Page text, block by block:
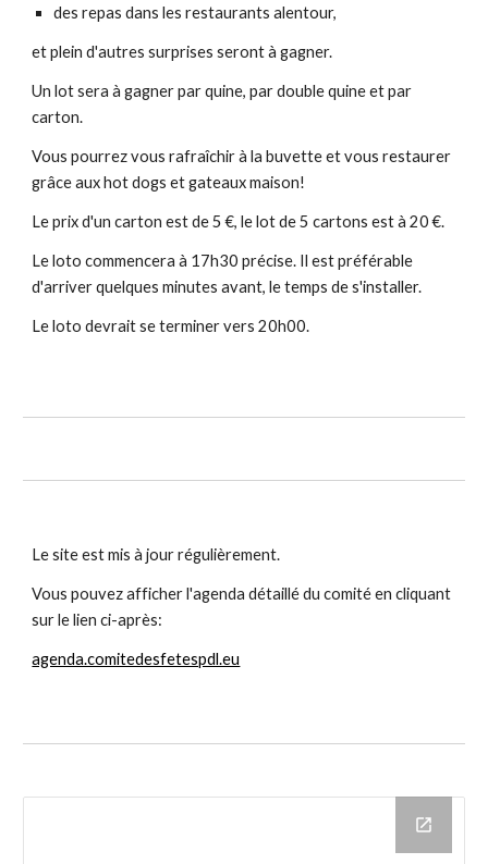
des repas dans les restaurants alentour,
et plein d'autres surprises seront à gagner.
Un lot sera à gagner par quine, par double quine et par
carton.
Vous pourrez vous rafraîchir à la buvette et vous restaurer
grâce aux hot dogs et gateaux maison!
Le prix d'un carton est de 5 €, le lot de 5 cartons est à 20 €.
Le loto commencera à 17h30 précise. Il est préférable
d'arriver quelques minutes avant, le temps de s'installer.
Le loto devrait se terminer vers 20h00.
Le site est mis à jour régulièrement.
Vous pouvez afficher l'agenda détaillé du comité en cliquant
sur le lien ci-après:
agenda.comitedesfetespdl.eu